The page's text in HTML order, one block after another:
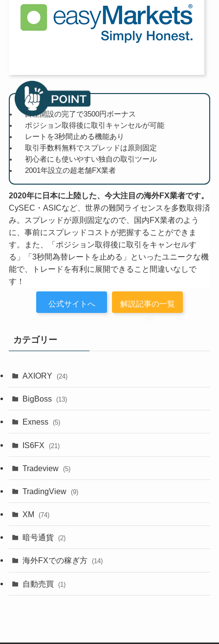
口座開設の完了で3500円ボーナス
ポジション取得後に取引キャンセルが可能
レートを3秒間止める機能あり
取引手数料無料でスプレッドは原則固定
初心者にも使いやすい独自の取引ツール
2001年設立の超老舗FX業者
2020年に日本に上陸した、今大注目の海外FX業者です。
CySEC・ASICなど、世界の難関ライセンスを多数取得済
み。スプレッドが原則固定なので、国内FX業者のよう
に、事前にスプレッドコストが把握することができま
す。また、「ポジション取得後に取引をキャンセルす
る」「3秒間為替レートを止める」といったユニークな機
能で、トレードを有利に展開できること間違いなしで
す！
公式サイトへ
解説記事の一覧
へ
カテゴリー
AXIORY (24)
BigBoss (13)
Exness (5)
IS6FX (21)
Tradeview (5)
TradingView (9)
XM (74)
暗号通貨 (2)
海外FXでの稼ぎ方 (14)
自動売買 (1)